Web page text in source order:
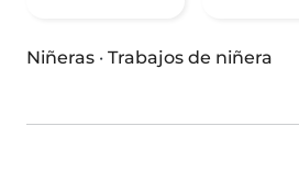
Niñeras · Trabajos de niñera